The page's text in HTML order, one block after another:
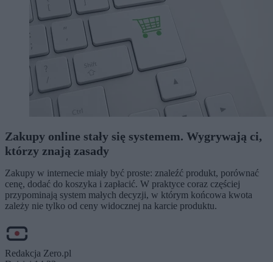
Zakupy online stały się systemem. Wygrywają ci,
którzy znają zasady
Zakupy w internecie miały być proste: znaleźć produkt, porównać
cenę, dodać do koszyka i zapłacić. W praktyce coraz częściej
przypominają system małych decyzji, w którym końcowa kwota
zależy nie tylko od ceny widocznej na karcie produktu.
Redakcja Zero.pl